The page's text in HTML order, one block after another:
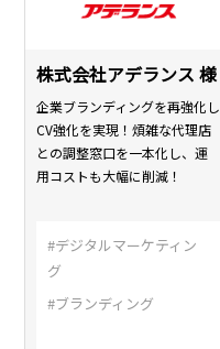
株式会社アデランス 様
企業ブランディングを再強化し
CV強化を実現！煩雑な代理店
との調整窓口を一本化し、運
用コストも大幅に削減！
#デジタルマーケティン
グ
#ブランディング